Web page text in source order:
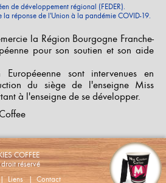
la Région Bourgogne Franche-
pour son soutien et son aide
sont intervenues en
du siège de l'enseigne Miss
à l'enseigne de se développer.
de développement régional (FEDER).
la réponse de l'Union à la pandémie COVID-19.
COFFEE
réservé
Liens| Contact